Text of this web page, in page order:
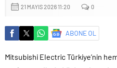
21 MAYIS 2026 11:20 0
ABONE OL
Mitsubishi Electric Türkiye’nin